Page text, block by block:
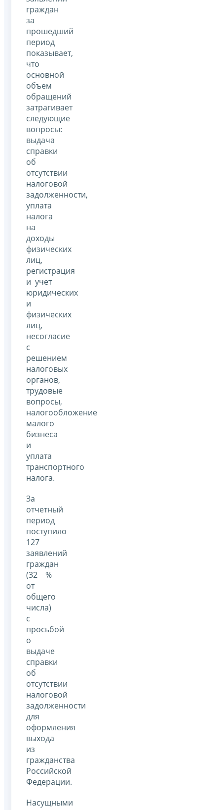
граждан
за
прошедший
период
показывает,
что
основной
объем
обращений
затрагивает
следующие
вопросы:
выдача
справки
об
отсутствии
налоговой
задолженности,
уплата
налога
на
доходы
физических
лиц,
регистрация
и учет
юридических
и
физических
лиц,
несогласие
с
решением
налоговых
органов,
трудовые
вопросы,
налогообложение
малого
бизнеса
и
уплата
транспортного
налога.
За
отчетный
период
поступило
127
заявлений
граждан
(32 %
от
общего
числа)
с
просьбой
о
выдаче
справки
об
отсутствии
налоговой
задолженности
для
оформления
выхода
из
гражданства
Российской
Федерации.
Насущными